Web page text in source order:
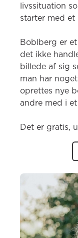
livssituation
starter med et
Boblberg er
det ikke
billede af sig
man har
oprettes nye
andre med i
Det er gratis,